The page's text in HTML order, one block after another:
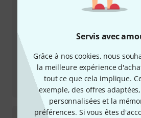
Servis avec
Grâce à nos cookies, nous
la meilleure expérience
tout ce que cela implique.
exemple, des offres
personnalisées et la
préférences. Si vous êtes
Review
Spark Go BK